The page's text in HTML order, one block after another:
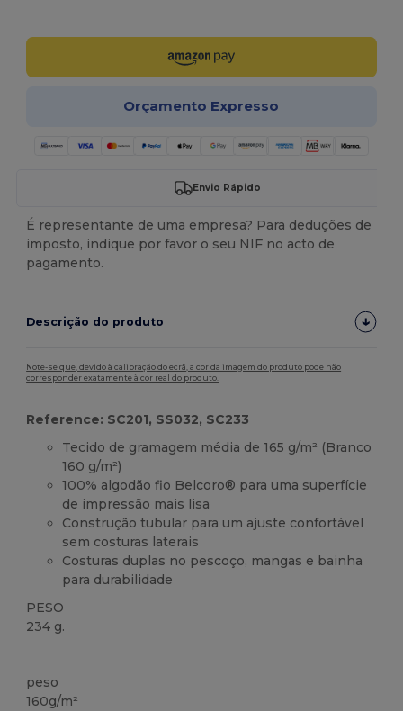
Orçamento Expresso
Envio Rápido
É representante de uma empresa? Para deduções de
imposto, indique por favor o seu NIF no acto de
pagamento.
Descrição do produto
Note-se que, devido à calibração do ecrã, a cor da imagem do produto pode não
corresponder exatamente à cor real do produto.
Reference: SC201, SS032, SC233
Tecido de gramagem média de 165 g/m² (Branco
160 g/m²)
100% algodão fio Belcoro® para uma superfície
de impressão mais lisa
Construção tubular para um ajuste confortável
sem costuras laterais
Costuras duplas no pescoço, mangas e bainha
para durabilidade
PESO
234 g.
peso
160g/m²